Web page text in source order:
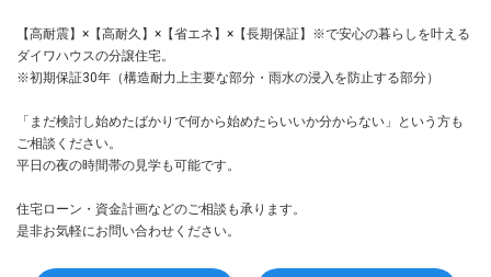
【高耐震】×【高耐久】×【省エネ】×【長期保証】※で安心の暮らしを叶える
ダイワハウスの分譲住宅。
※初期保証30年（構造耐力上主要な部分・雨水の浸入を防止する部分）
「まだ検討し始めたばかりで何から始めたらいいか分からない」という方も
ご相談ください。
平日の夜の時間帯の見学も可能です。
住宅ローン・資金計画などのご相談も承ります。
是非お気軽にお問い合わせください。